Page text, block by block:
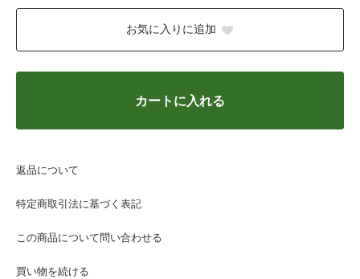
お気に入りに追加
カートに入れる
返品について
特定商取引法に基づく表記
この商品について問い合わせる
買い物を続ける